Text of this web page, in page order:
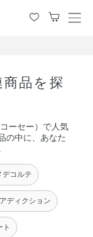
メ
品を探
ーセー）で人気
の中に、あなた
デコルテ
ディクション
ト